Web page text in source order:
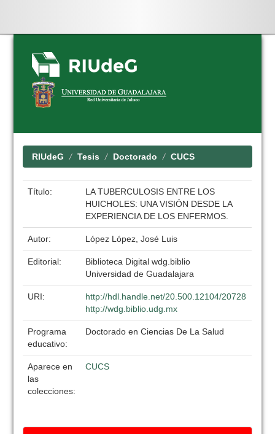
Skip
navigation
RIUdeG Tesis Doctorado CUCS
Título:
LA TUBERCULOSIS ENTRE LOS
HUICHOLES: UNA VISIÓN DESDE LA
EXPERIENCIA DE LOS ENFERMOS.
Autor: López López, José Luis
Editorial:
Biblioteca Digital wdg.biblio
Universidad de Guadalajara
URI:
http://hdl.handle.net/20.500.12104/20728
http://wdg.biblio.udg.mx
Programa
educativo:
Doctorado en Ciencias De La Salud
Aparece en
las
colecciones:
CUCS